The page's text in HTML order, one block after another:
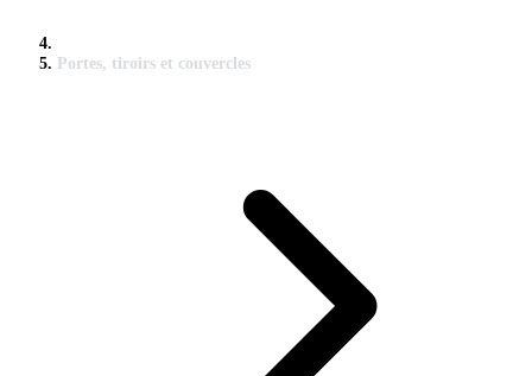
Portes, tiroirs et couvercles